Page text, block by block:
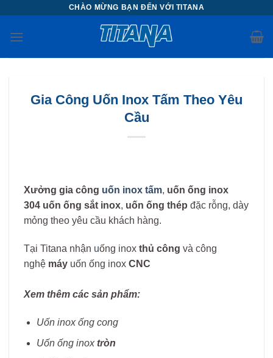
nội
CHÀO MỪNG BẠN ĐẾN VỚI TITANA
Gia Công Uốn Inox Tấm Theo Yêu
Cầu
Xưởng gia công uốn inox tấm, uốn ống inox
304 uốn ống sắt inox, uốn ống thép đặc rỗng, dày
mỏng theo yêu cầu khách hàng.
Tại Titana nhận uống inox thủ công và công
nghệ máy uốn ống inox CNC
Xem thêm các sản phẩm:
Uốn inox ống cong
Uốn ống inoxtròn